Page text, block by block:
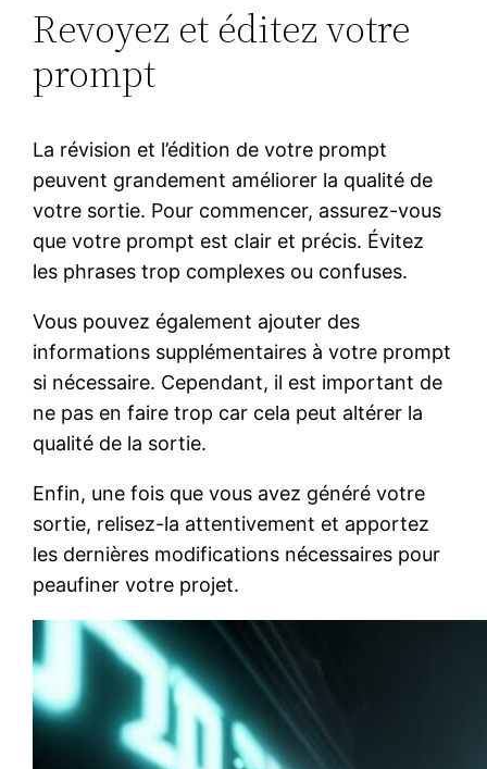
Revoyez et éditez votre
prompt
La révision et l’édition de votre prompt
peuvent grandement améliorer la qualité de
votre sortie. Pour commencer, assurez-vous
que votre prompt est clair et précis. Évitez
les phrases trop complexes ou confuses.
Vous pouvez également ajouter des
informations supplémentaires à votre prompt
si nécessaire. Cependant, il est important de
ne pas en faire trop car cela peut altérer la
qualité de la sortie.
Enfin, une fois que vous avez généré votre
sortie, relisez-la attentivement et apportez
les dernières modifications nécessaires pour
peaufiner votre projet.